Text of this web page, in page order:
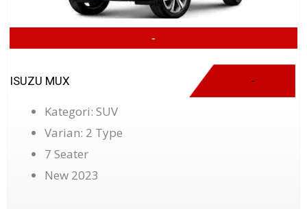
-
ISUZU MUX -
Kategori: SUV
Varian: 2 Type
7 Seater
New 2023